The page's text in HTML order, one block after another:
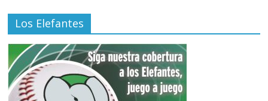
Los Elefantes